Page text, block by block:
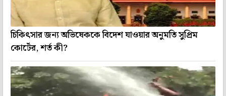
চিকিৎসার জন্য অভিষেককে বিদেশ যাওয়ার অনুমতি সুপ্রিম
কোর্টের, শর্ত কী?